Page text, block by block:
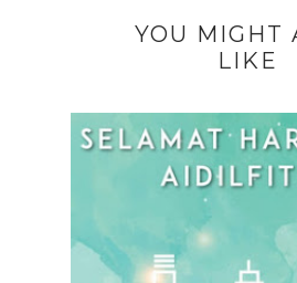
YOU MIGHT
LIKE